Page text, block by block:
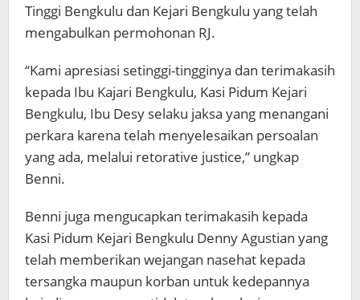
Tinggi Bengkulu dan Kejari Bengkulu yang telah
mengabulkan permohonan RJ.
“Kami apresiasi setinggi-tingginya dan terimakasih
kepada Ibu Kajari Bengkulu, Kasi Pidum Kejari
Bengkulu, Ibu Desy selaku jaksa yang menangani
perkara karena telah menyelesaikan persoalan
yang ada, melalui retorative justice,” ungkap
Benni.
Benni juga mengucapkan terimakasih kepada
Kasi Pidum Kejari Bengkulu Denny Agustian yang
telah memberikan wejangan nasehat kepada
tersangka maupun korban untuk kedepannya